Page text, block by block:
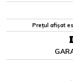
Prețul afișat